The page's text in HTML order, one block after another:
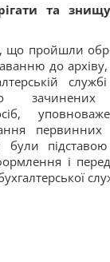
та
що пройшли
до
і